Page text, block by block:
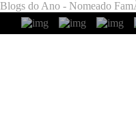
Blogs do Ano - Nomeado